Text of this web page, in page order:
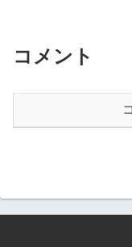
コメント